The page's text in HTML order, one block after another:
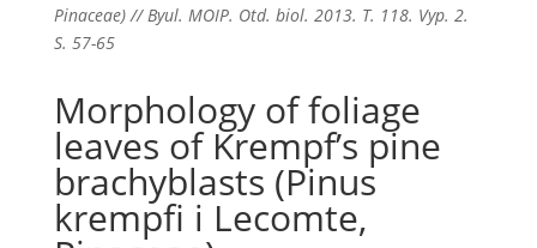
Pinaceae) // Byul. MOIP. Otd. biol. 2013. T. 118. Vyp. 2.
S. 57-65
Morphology of foliage
leaves of Krempf’s pine
brachyblasts (Pinus
krempfi i Lecomte,